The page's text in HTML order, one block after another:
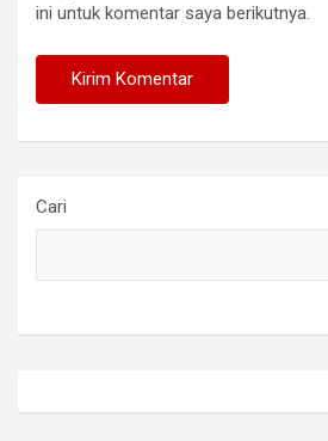
ini untuk komentar saya berikutnya.
Cari